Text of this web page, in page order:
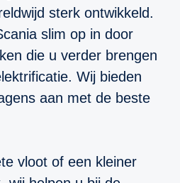
sterk ontwikkeld.
slim op in door
die u verder brengen
Wij bieden
aan met de beste
vloot of een kleiner